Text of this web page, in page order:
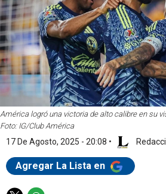
América logró una victoria de alto calibre en su
Foto: IG/Club América
17 De Agosto, 2025 - 20:08 •
Agregar La Lista en